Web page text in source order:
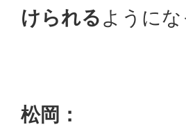
けられるようにな
松岡：